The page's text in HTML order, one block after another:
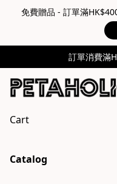
免費贈品 - 訂單滿
訂單消費滿
Cart
Catalog